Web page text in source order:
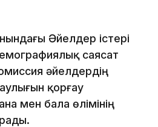
Әйелдер істері
саясат
әйелдердің
қорғау
мен бала өлімінің